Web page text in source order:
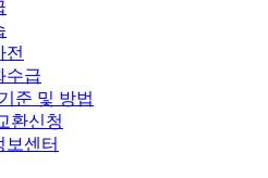
전
수급
준 및 방법
환신청
보센터